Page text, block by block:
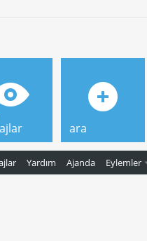
Yardım Ajanda Eylemler
ara